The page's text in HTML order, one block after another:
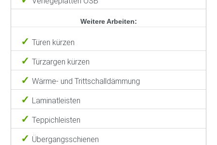
Weitere Arbeiten:
Türen kürzen
Türzargen kürzen
Wärme- und Trittschalldämmung
Laminatleisten
Teppichleisten
Übergangsschienen